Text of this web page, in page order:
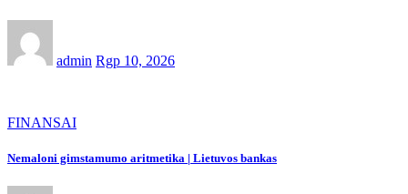
admin Rgp 10, 2026
FINANSAI
Nemaloni gimstamumo aritmetika | Lietuvos bankas